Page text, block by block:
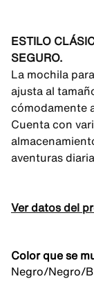
ESTILO
SEGURO.
La mochila
ajusta al
cómodamente
Cuenta con
aventuras
Ver datos del
Color que se
Negro/Negro/